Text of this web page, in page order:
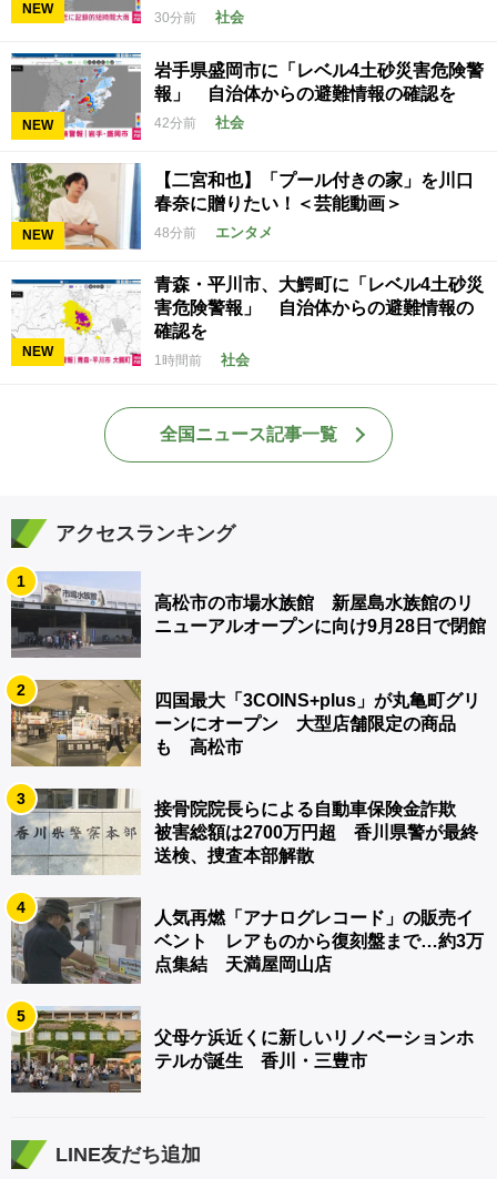
NEW
30分前 社会
NEW
岩手県盛岡市に「レベル4土砂災害危険警
報」 自治体からの避難情報の確認を
42分前 社会
NEW
【二宮和也】「プール付きの家」を川口
春奈に贈りたい！＜芸能動画＞
48分前 エンタメ
NEW
青森・平川市、大鰐町に「レベル4土砂災
害危険警報」 自治体からの避難情報の
確認を
1時間前 社会
全国ニュース記事一覧
アクセスランキング
1
高松市の市場水族館 新屋島水族館のリ
ニューアルオープンに向け9月28日で閉館
2
四国最大「3COINS+plus」が丸亀町グリ
ーンにオープン 大型店舗限定の商品
も 高松市
3
接骨院院長らによる自動車保険金詐欺
被害総額は2700万円超 香川県警が最終
送検、捜査本部解散
4
人気再燃「アナログレコード」の販売イ
ベント レアものから復刻盤まで…約3万
点集結 天満屋岡山店
5
父母ケ浜近くに新しいリノベーションホ
テルが誕生 香川・三豊市
LINE友だち追加